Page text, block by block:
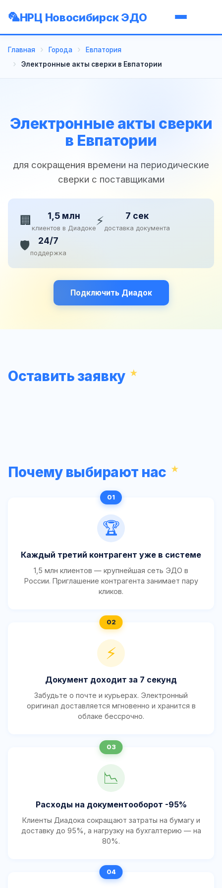
НРЦ Новосибирск ЭДО
Главная Города
Евпатория
Электронные акты сверки в Евпатории
Электронные акты сверки
в Евпатории
для сокращения времени на периодические
сверки с поставщиками
🏢 1,5 млн
клиентов в Диадоке⚡ 7 сек
доставка документа
🛡️ 24/7
поддержка
Подключить Диадок
Оставить заявку
Почему выбирают нас
🏆
Каждый третий контрагент уже в системе
1,5 млн клиентов — крупнейшая сеть ЭДО в
России. Приглашение контрагента занимает пару
кликов.
⚡
Документ доходит за 7 секунд
Забудьте о почте и курьерах. Электронный
оригинал доставляется мгновенно и хранится в
облаке бессрочно.
📉
Расходы на документооборот -95%
Клиенты Диадока сокращают затраты на бумагу и
доставку до 95%, а нагрузку на бухгалтерию — на
80%.